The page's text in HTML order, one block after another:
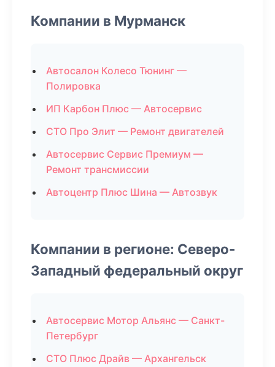
Компании в Мурманск
Автосалон Колесо Тюнинг —
Полировка
ИП Карбон Плюс — Автосервис
СТО Про Элит — Ремонт двигателей
Автосервис Сервис Премиум —
Ремонт трансмиссии
Автоцентр Плюс Шина — Автозвук
Компании в регионе: Северо-
Западный федеральный округ
Автосервис Мотор Альянс — Санкт-
Петербург
СТО Плюс Драйв — Архангельск